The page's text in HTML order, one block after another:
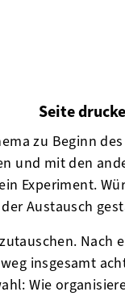
Seite
zu Beginn
und mit den
Experiment.
Austausch
Nach
insgesamt
Wie